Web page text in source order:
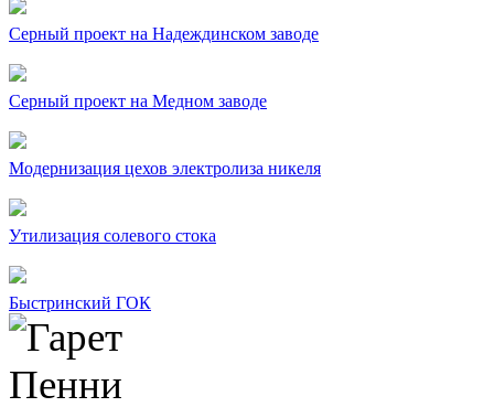
Серный проект на Надеждинском заводе
Серный проект на Медном заводе
Модернизация цехов электролиза никеля
Утилизация солевого стока
Быстринский ГОК